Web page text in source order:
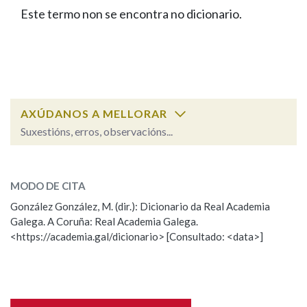
FIGURAS HOMENAXEADAS
PORTAL DAS PALABRAS
Facebook
TwitterYoutubeInstagram
Bluesky
BUSCAR NOS LEMAS
Remata por
BUSCAR NO CONTIDO
Nas definicións
Este termo non se encontra no dicionario.
AXÚDANOS A MELLORAR
Suxestións, erros, observacións...
Observación
Nome
MODO DE CITA
González González, M. (dir.): Dicionario da Real Academia
Galega. A Coruña: Real Academia Galega.
<https://academia.gal/dicionario> [Consultado: <data>]